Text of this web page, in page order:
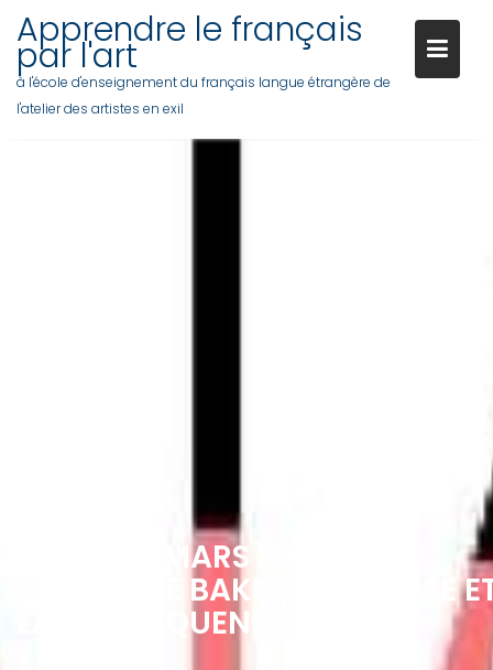
Apprendre le français
par l'art
à l'école d'enseignement du français langue étrangère de
l'atelier des artistes en exil
MARDI 14 MARS 2023 :
JOSÉPHINE BAKER : LA CAUSE
LA CONSÉQUENCE